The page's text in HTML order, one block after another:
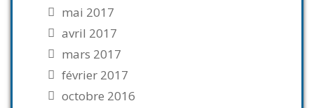
mai 2017
avril 2017
mars 2017
février 2017
octobre 2016